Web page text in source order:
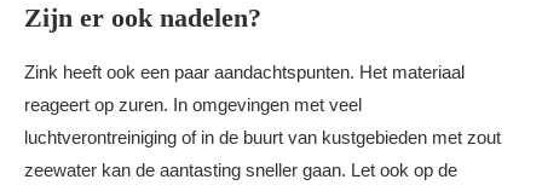
Zijn er ook nadelen?
Zink heeft ook een paar aandachtspunten. Het materiaal
reageert op zuren. In omgevingen met veel
luchtverontreiniging of in de buurt van kustgebieden met zout
zeewater kan de aantasting sneller gaan. Let ook op de